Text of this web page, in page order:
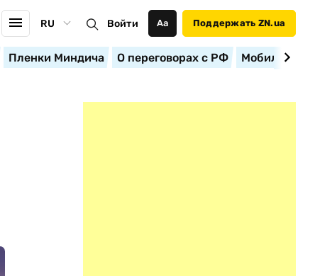
RU Войти Аа Поддержать ZN.ua
Пленки Миндича О переговорах с РФ